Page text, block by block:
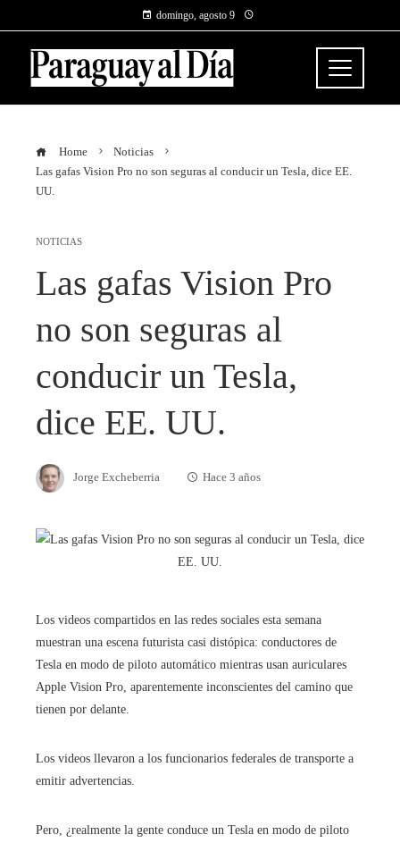
domingo, agosto 9
Home
Noticias
Las gafas Vision Pro no son seguras al conducir un Tesla, dice EE.
UU.
NOTICIAS
Las gafas Vision Pro
no son seguras al
conducir un Tesla,
dice EE. UU.
Jorge Excheberria Hace 3 años
Los videos compartidos en las redes sociales esta semana
muestran una escena futurista casi distópica: conductores de
Tesla en modo de piloto automático mientras usan auriculares
Apple Vision Pro, aparentemente inconscientes del camino que
tienen por delante.
Los videos llevaron a los funcionarios federales de transporte a
emitir advertencias.
Pero, ¿realmente la gente conduce un Tesla en modo de piloto